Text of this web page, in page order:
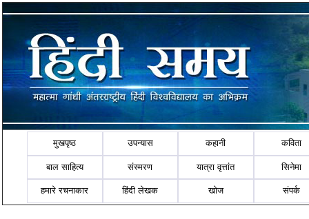
मुखपृष्ठ उपन्यास कहानी कविता
बाल साहित्य संस्मरण यात्रा वृत्तांत सिनेमा
हमारे रचनाकार हिंदी लेखक खोज संपर्क